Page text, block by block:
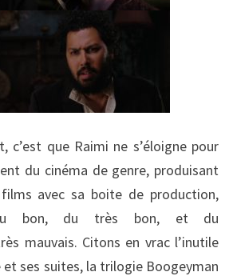
c’est que Raimi ne s’éloigne pour
du cinéma de genre, produisant
avec sa boite de production,
bon, du très bon, et du
mauvais. Citons en vrac l’inutile
et ses suites, la trilogie Boogeyman